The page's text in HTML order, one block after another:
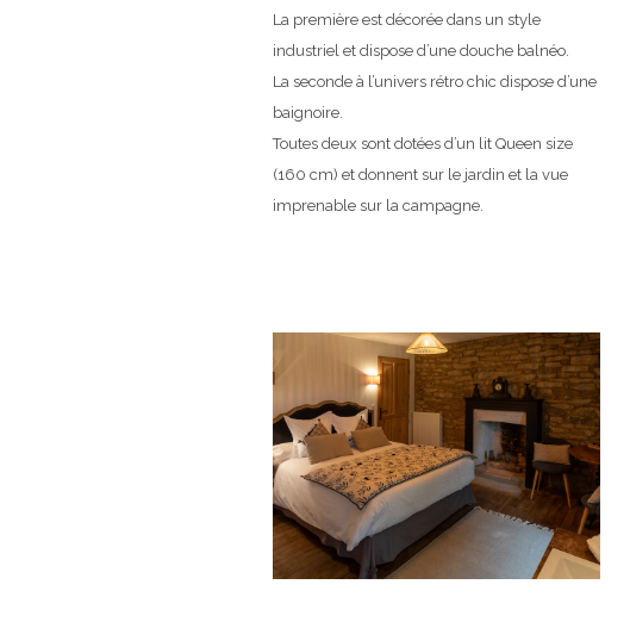
La première est décorée dans un style
industriel et dispose d’une douche balnéo.
La seconde à l’univers rétro chic dispose d’une
baignoire.
Toutes deux sont dotées d’un lit Queen size
(160 cm) et donnent sur le jardin et la vue
imprenable sur la campagne.